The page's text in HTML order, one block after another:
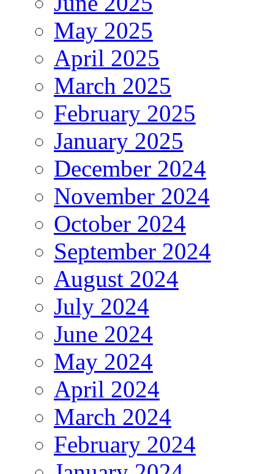
May 2025
April 2025
March 2025
February 2025
January 2025
December 2024
November 2024
October 2024
September 2024
August 2024
July 2024
June 2024
May 2024
April 2024
March 2024
February 2024